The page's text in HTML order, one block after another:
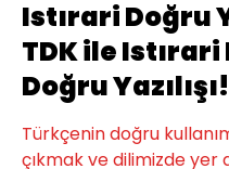
Istırari Doğru
TDK ile
Doğru Yazılışı!
Türkçenin doğru
çıkmak ve dilimizde